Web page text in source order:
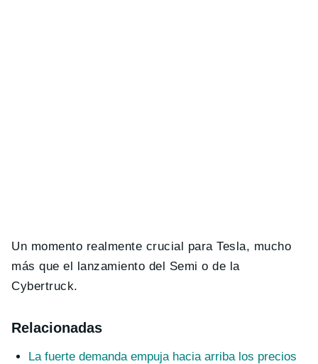
Un momento realmente crucial para Tesla, mucho
más que el lanzamiento del Semi o de la
Cybertruck.
Relacionadas
La fuerte demanda empuja hacia arriba los precios